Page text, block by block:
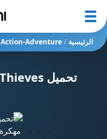
الرئيسية /
Action-Adventure